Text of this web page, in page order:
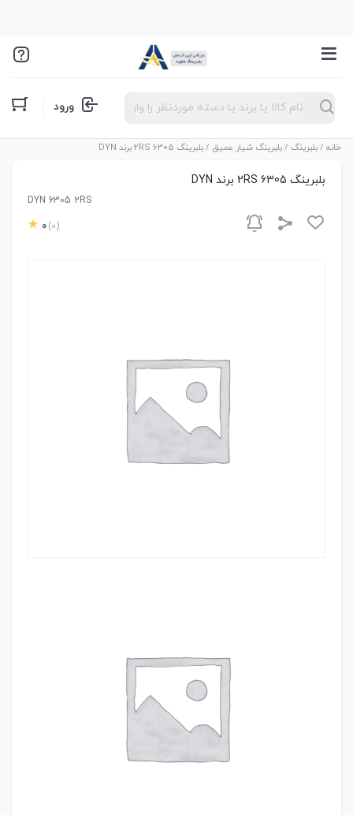
Products
search ورود
خانه /بلبرینگ /بلبرینگ شیار عمیق / بلبرینگ 6305 2RS برند DYN
بلبرینگ 6305 2RS برند DYN
DYN 6305 2RS
0 (0)